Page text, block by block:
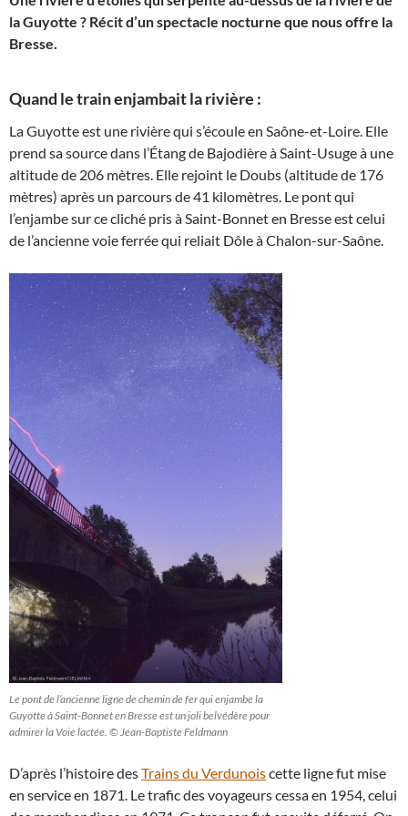
la Guyotte ? Récit d’un spectacle nocturne que nous offre la
Bresse.
Quand le train enjambait la rivière :
La Guyotte est une rivière qui s’écoule en Saône-et-Loire. Elle
prend sa source dans l’Étang de Bajodière à Saint-Usuge à une
altitude de 206 mètres. Elle rejoint le Doubs (altitude de 176
mètres) après un parcours de 41 kilomètres. Le pont qui
l’enjambe sur ce cliché pris à Saint-Bonnet en Bresse est celui
de l’ancienne voie ferrée qui reliait Dôle à Chalon-sur-Saône.
Le pont de l’ancienne ligne de chemin de fer qui enjambe la
Guyotte à Saint-Bonnet en Bresse est un joli belvédère pour
admirer la Voie lactée. © Jean-Baptiste Feldmann
D’après l’histoire desTrains du Verdunoiscette ligne fut mise
en service en 1871. Le trafic des voyageurs cessa en 1954, celui